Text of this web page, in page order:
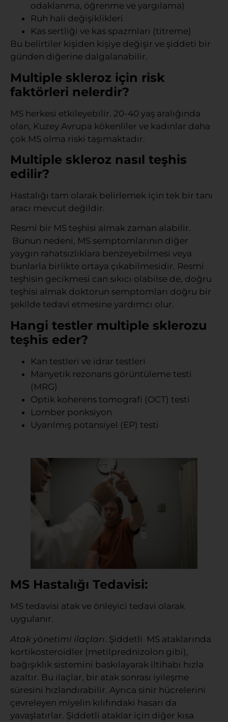
odaklanma, öğrenme ve yargılama)
Ruh hali değişiklikleri
Kas sertliği ve kas spazmları (titreme)
Bu belirtiler kişiden kişiye değişir ve şiddeti bir
günden diğerine dalgalanabilir.
Multiple skleroz için risk
faktörleri nelerdir?
MS herkesi etkileyebilir. 20-40 yaş aralığında
olan, Kuzey Avrupa kökenliler ve kadınlar daha
çok MS olma riski taşımaktadır.
Multiple skleroz nasıl teşhis
edilir?
Hastalığı tam olarak belirlemek için tek bir tanı
aracı mevcut değildir.
Resmi bir MS teşhisi almak zaman alabilir.
Bunun nedeni, MS semptomlarının diğer
yaygın rahatsızlıklara benzeyebilmesi veya
bunlarla birlikte ortaya çıkabilmesidir. Resmi
teşhisin gecikmesi can sıkıcı olabilse de, doğru
teşhisi almak doktorun semptomları doğru bir
şekilde tedavi etmesine yardımcı olur.
Hangi testler multiple sklerozu
teşhis eder?
Kan testleri ve idrar testleri
Manyetik rezonans görüntüleme testi
(MRG)
Optik koherens tomografi (OCT) testi
Lomber ponksiyon
Uyarılmış potansiyel (EP) testi
MS Hastalığı Tedavisi:
MS tedavisi atak ve önleyici tedavi olarak
uygulanır.
Atak yönetimi ilaçları. Şiddetli MS ataklarında
kortikosteroidler (metilprednizolon gibi),
bağışıklık sistemini baskılayarak iltihabı hızla
azaltır. Bu ilaçlar, bir atak sonrası iyileşme
süresini hızlandırabilir. Ayrıca sinir hücrelerini
çevreleyen miyelin kılıfındaki hasarı da
yavaşlatırlar. Şiddetli ataklar için diğer kısa